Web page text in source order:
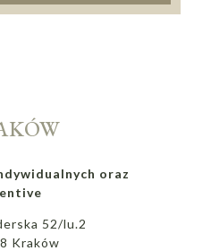
oraz
52/lu.2
Kraków